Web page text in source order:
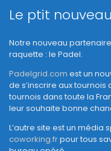
Le ptit nouveau
Notre nouveau
raquette : le Padel.
Padelgrid.com est un
de s’inscrire aux
tournois dans toute la
leur souhaite bonne
L’autre site est un média
coworking.frpour tous